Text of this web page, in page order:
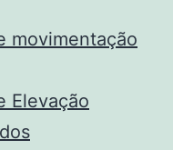
movimentação
Elevação